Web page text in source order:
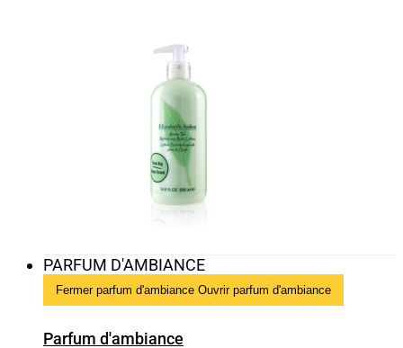
PARFUM D'AMBIANCE
Fermer parfum d'ambiance Ouvrir parfum d'ambiance
Parfum d'ambiance